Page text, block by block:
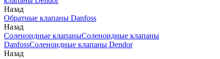
Назад
Обратные клапаны Danfoss
Назад
Соленоидные клапаныСоленоидные клапаны
DanfossСоленоидные клапаны Dendor
Назад